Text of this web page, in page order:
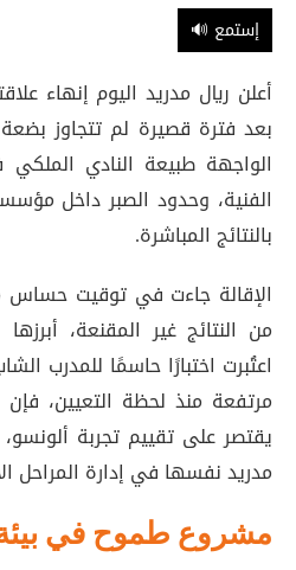
🔊 إستمع
أعلن ريال مدريد اليوم إنهاء
بعد فترة قصيرة لم تتجاوز
الواجهة طبيعة النادي
الفنية، وحدود الصبر داخل
بالنتائج المباشرة.
الإقالة جاءت في توقيت
من النتائج غير المقنعة،
اعتُبرت اختبارًا حاسمًا للمدرب
مرتفعة منذ لحظة التعيين،
يقتصر على تقييم تجربة
مدريد نفسها في إدارة المراحل
مشروع طموح في